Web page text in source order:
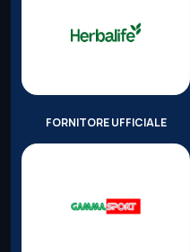
FORNITORE UFFICIALE